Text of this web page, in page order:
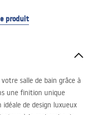
produit
salle de bain grâce à
une finition unique
idéale de design luxueux